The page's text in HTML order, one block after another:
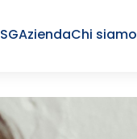
AziendaChi siamo